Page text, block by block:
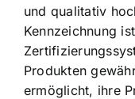
und qualitativ
Kennzeichnung
Produkten
ermöglicht, ihre